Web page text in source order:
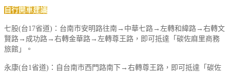
自行開車建議
七股(台17省道)：台南市安明路往南→中華七路→左轉和緯路→右轉文
賢路→成功路→右轉金華路→左轉尊王路，即可抵達「碳佐麻里商務
旅館」。
永康(台1省道)：自台南市西門路南下→右轉尊王路，即可抵達「碳佐